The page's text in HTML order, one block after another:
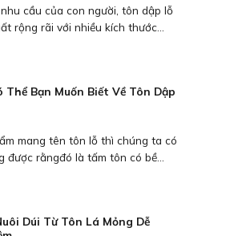
cầu của con người, tôn dập lỗ
rộng rãi với nhiều kích thước...
Thể Bạn Muốn Biết Về Tôn Dập
mang tên tôn lỗ thì chúng ta có
rằngđó là tấm tôn có bề...
Dúi Từ Tôn Lá Mỏng Dễ